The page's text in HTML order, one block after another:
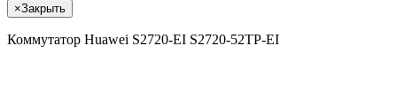
×Закрыть
Коммутатор Huawei S2720-EI S2720-52TP-EI